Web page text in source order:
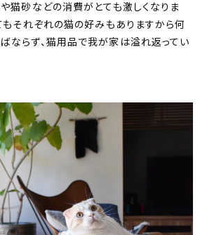
猫砂などの消費がとても激しくなりま
もそれぞれの猫の好みもありますから何
ならず、猫用品で我が家は溢れ返ってい